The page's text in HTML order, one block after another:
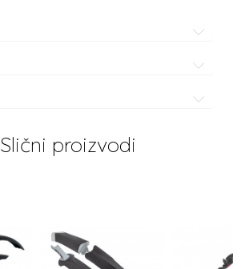
Slični proizvodi